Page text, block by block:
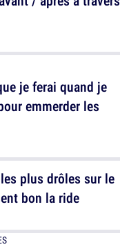
je ferai quand je
emmerder les
plus drôles sur le
bon la ride